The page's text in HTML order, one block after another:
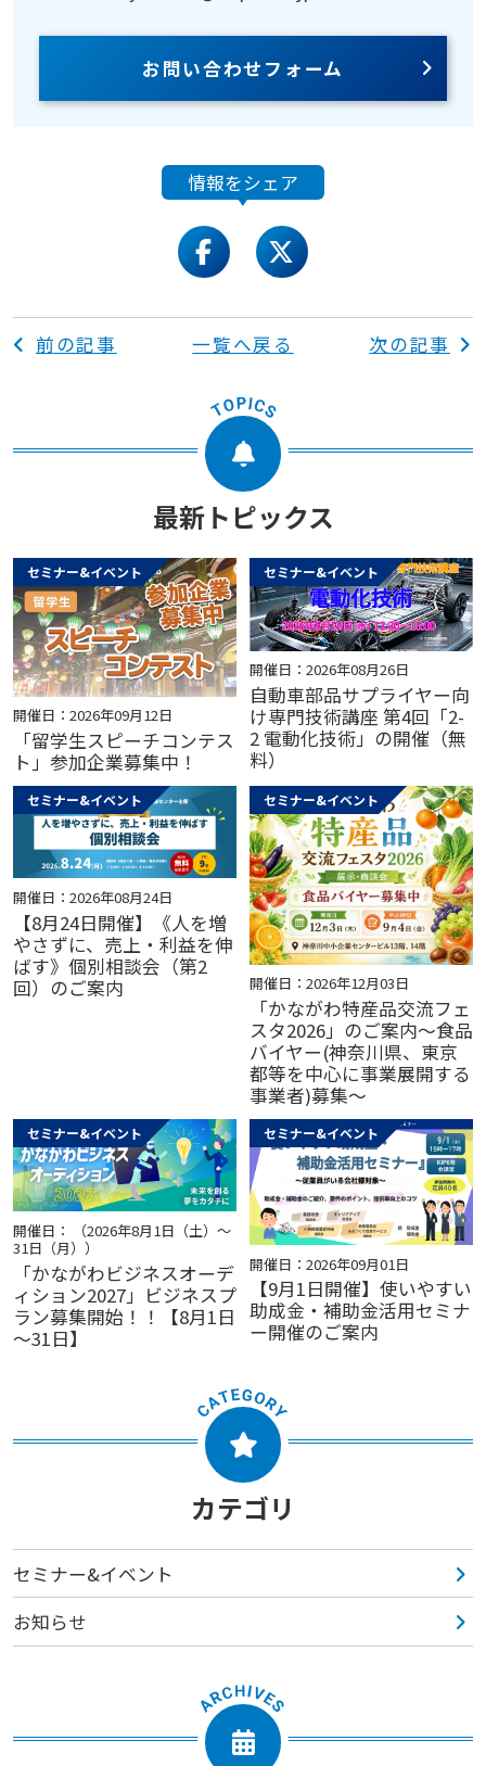
お問い合わせフォーム
情報をシェア
facebooktwitter
前の記事 一覧へ戻る 次の記事
最新トピックス
セミナー&イベント
開催日：2026年09月12日
「留学生スピーチコンテス
ト」参加企業募集中！
セミナー&イベント
開催日：2026年08月26日
自動車部品サプライヤー向
け専門技術講座 第4回「2-
2 電動化技術」の開催（無
料）
セミナー&イベント
開催日：2026年08月24日
【8月24日開催】《人を増
やさずに、売上・利益を伸
ばす》個別相談会（第2
回）のご案内
セミナー&イベント
開催日：2026年12月03日
「かながわ特産品交流フェ
スタ2026」のご案内～食品
バイヤー(神奈川県、東京
都等を中心に事業展開する
事業者)募集～
セミナー&イベント
開催日： （2026年8月1日（土）～
31日（月））
「かながわビジネスオーデ
ィション2027」ビジネスプ
ラン募集開始！！【8月1日
～31日】
セミナー&イベント
開催日：2026年09月01日
【9月1日開催】使いやすい
助成金・補助金活用セミナ
ー開催のご案内
カテゴリ
セミナー&イベント
お知らせ